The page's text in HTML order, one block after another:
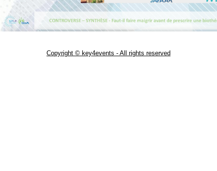
Copyright © key4events - All rights reserved